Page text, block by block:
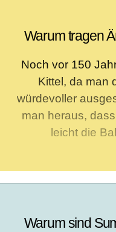
Warum tragen
Noch vor 150
Kittel, da man
würdevoller
man heraus,
leicht die
Warum sind